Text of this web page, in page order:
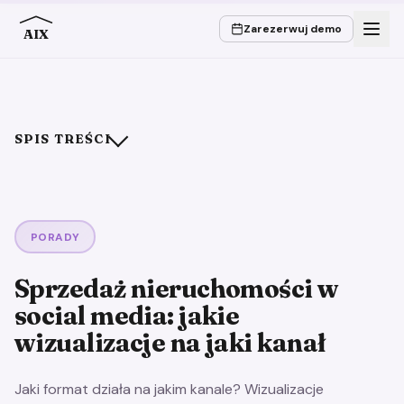
AIX Zarezerwuj demo
SPIS TREŚCI
Na co zwrócić uwagę, a czego unikać
Lepiej unikać
Podsumowanie
PORADY
Sprzedaż nieruchomości w
social media: jakie
wizualizacje na jaki kanał
Jaki format działa na jakim kanale? Wizualizacje